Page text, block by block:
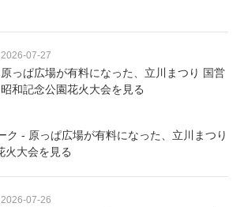
2026-07-27
原っぱ広場が有料になった、立川まつり 国営
昭和記念公園花火大会を見る
2026-07-26